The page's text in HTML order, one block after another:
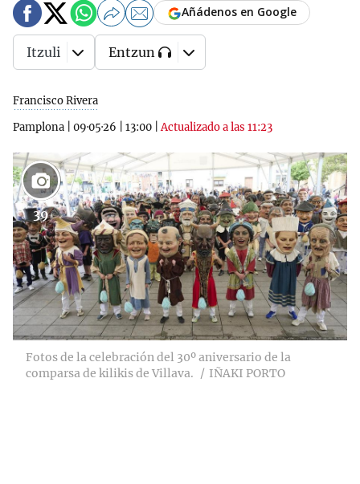
Francisco Rivera
Pamplona
09·05·26 13:00 |Actualizado a las 11:23
Añádenos en Google
Itzuli Entzun
39
Fotos de la celebración del 30º aniversario de la
comparsa de kilikis de Villava.
IÑAKI PORTO